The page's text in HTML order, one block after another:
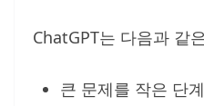
ChatGPT는 다음과 같
큰 문제를 작은 단